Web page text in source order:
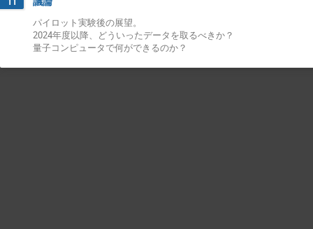
パイロット実験後の展望。
2024年度以降、どういったデータを取るべきか？
量子コンピュータで何ができるのか？